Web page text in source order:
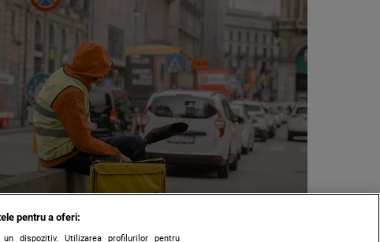
pentru a oferi:
dispozitiv. Utilizarea profilurilor pentru